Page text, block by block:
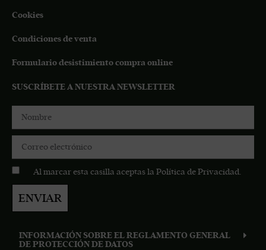
Cookies
Condiciones de venta
Formulario desistimiento compra online
SUSCRÍBETE A NUESTRA NEWSLETTER
Al marcar esta casilla aceptas la Política de Privacidad.
ENVIAR
INFORMACIÓN SOBRE EL REGLAMENTO GENERAL
DE PROTECCIÓN DE DATOS